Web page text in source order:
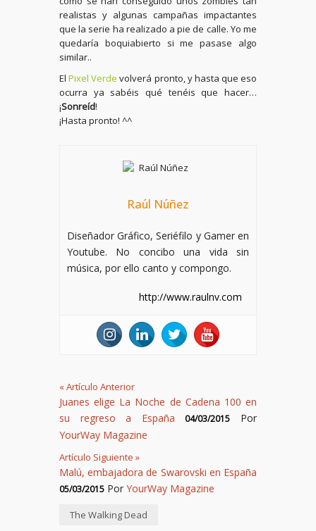
realistas y algunas campañas impactantes
que la serie ha realizado a pie de calle. Yo me
quedaría boquiabierto si me pasase algo
similar..
ElPixel Verde volverá pronto, y hasta que eso
ocurra ya sabéis qué tenéis que hacer…
¡Sonreíd!
¡Hasta pronto! ^^
Raúl Núñez
Diseñador Gráfico, Seriéfilo y Gamer en
Youtube. No concibo una vida sin
música, por ello canto y compongo.
http://www.raulnv.com
«Artículo Anterior
Juanes elige La Noche de Cadena 100 en
su regreso a España
04/03/2015
Por
YourWay Magazine
Artículo Siguiente »
Malú, embajadora de Swarovski en España
05/03/2015 Por YourWay Magazine
The Walking Dead